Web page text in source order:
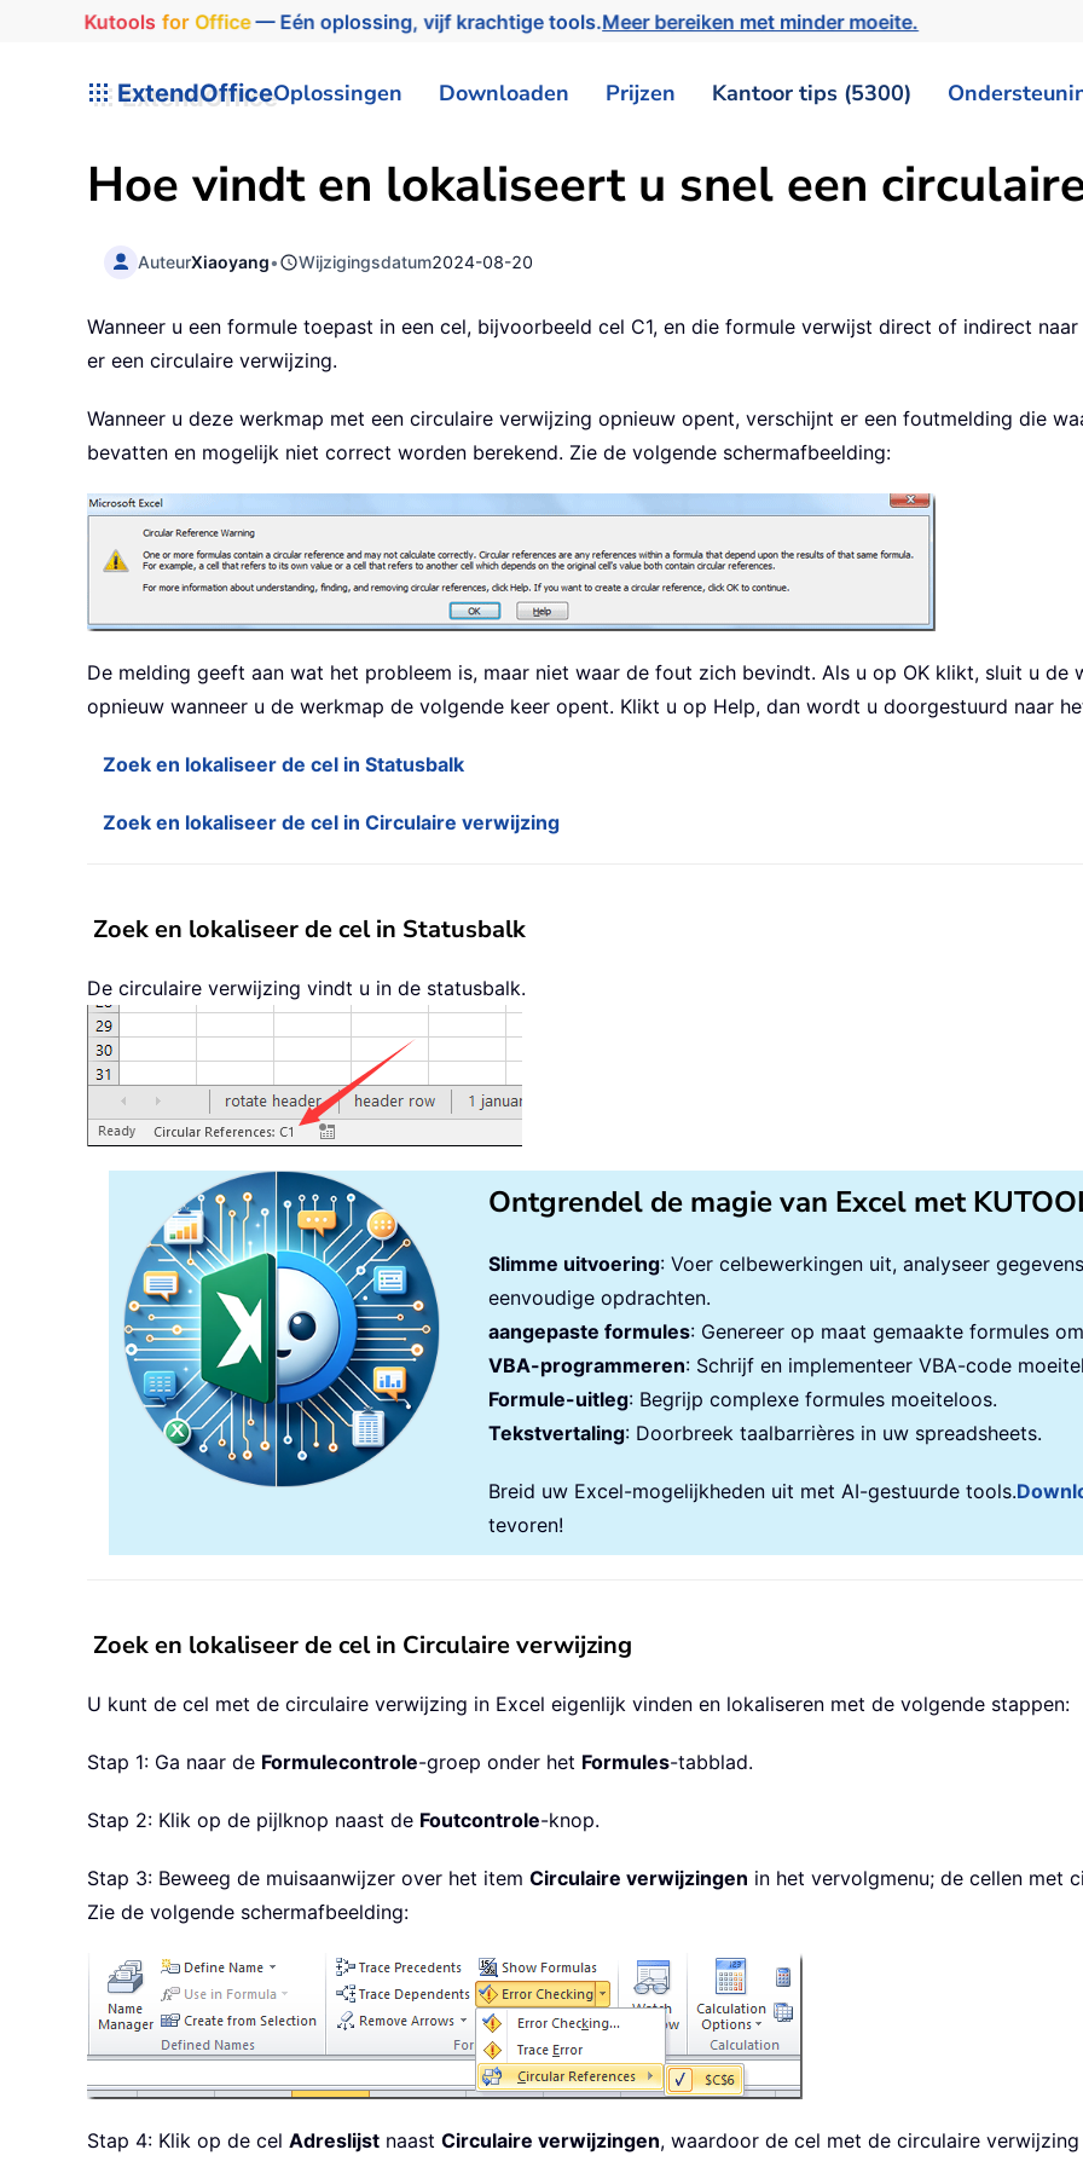
Kutools for Office— Eén oplossing, vijf krachtige tools.Meer bereiken met minder moeite.
ExtendOfficeOplossingen Downloaden Prijzen Kantoor tips (5300)
Hoe vindt en lokaliseert u snel een
AuteurXiaoyang• Wijzigingsdatum2024-08-20
Wanneer u een formule toepast in een cel, bijvoorbeeld cel C1, en die formule verwijst direct of indirect
er een circulaire verwijzing.
Wanneer u deze werkmap met een circulaire verwijzing opnieuw opent, verschijnt er een foutmelding die
bevatten en mogelijk niet correct worden berekend. Zie de volgende schermafbeelding:
De melding geeft aan wat het probleem is, maar niet waar de fout zich bevindt. Als u op OK klikt, sluit u de
opnieuw wanneer u de werkmap de volgende keer opent. Klikt u op Help, dan wordt u doorgestuurd naar
Zoek en lokaliseer de cel in Statusbalk
Zoek en lokaliseer de cel in Circulaire verwijzing
Zoek en lokaliseer de cel in Statusbalk
De circulaire verwijzing vindt u in de statusbalk.
Ontgrendel de magie van Excel met
Slimme uitvoering: Voer celbewerkingen uit, analyseer
eenvoudige opdrachten.
aangepaste formules: Genereer op maat gemaakte formules
VBA-programmeren: Schrijf en implementeer VBA-code
Formule-uitleg: Begrijp complexe formules moeiteloos.
Tekstvertaling: Doorbreek taalbarrières in uw spreadsheets.
Breid uw Excel-mogelijkheden uit met AI-gestuurde tools.
tevoren!
Zoek en lokaliseer de cel in Circulaire verwijzing
U kunt de cel met de circulaire verwijzing in Excel eigenlijk vinden en lokaliseren met de volgende stappen:
Stap 1: Ga naar de Formulecontrole-groep onder het Formules-tabblad.
Stap 2: Klik op de pijlknop naast de Foutcontrole-knop.
Stap 3: Beweeg de muisaanwijzer over het item Circulaire verwijzingen in het vervolgmenu; de cellen met
Zie de volgende schermafbeelding:
Stap 4: Klik op de cel Adreslijst naast Circulaire verwijzingen, waardoor de cel met de circulaire